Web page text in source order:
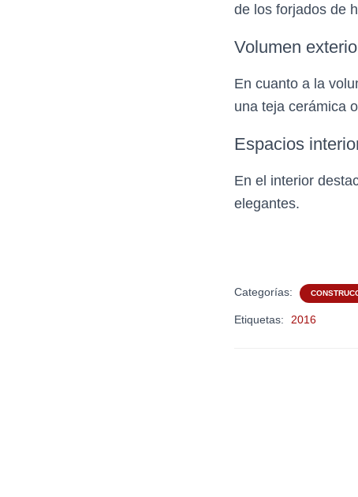
de los forjados de
Volumen
En cuanto a la
una teja cerámica
Espacios
En el interior
elegantes.
Categorías:
Etiquetas: 2016